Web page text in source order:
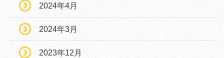
2024年4月
2024年3月
2023年12月